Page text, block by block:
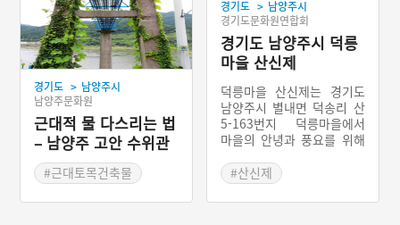
경기도 > 남양주시
남양주문화원
근대적 물 다스리는 법
– 남양주 고안 수위관
측소
#근대토목건축물
경기도 > 남양주시
경기도문화원연합회
경기도 남양주시 덕릉
마을 산신제
덕릉마을 산신제는 경기도
남양주시 별내면 덕송리 산
5-163번지 덕릉마을에서
마을의 안녕과 풍요를 위해
사를 말한다. 덕릉마을 산신
각은 경기도 민속문화재 제
9호로 지정되어 있으며, 마
#산신제